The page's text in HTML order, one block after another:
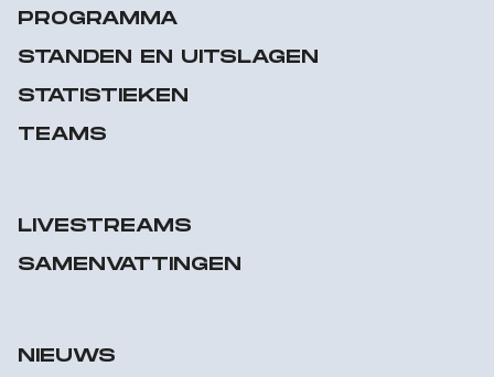
PROGRAMMA
STANDEN EN UITSLAGEN
STATISTIEKEN
TEAMS
LIVESTREAMS
SAMENVATTINGEN
NIEUWS